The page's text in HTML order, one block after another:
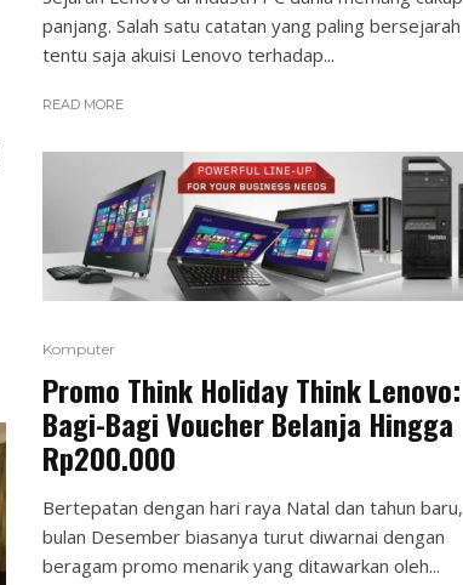
panjang. Salah satu catatan yang paling bersejarah
tentu saja akuisi Lenovo terhadap...
READ MORE
Komputer
Promo Think Holiday Think Lenovo:
Bagi-Bagi Voucher Belanja Hingga
Rp200.000
Bertepatan dengan hari raya Natal dan tahun baru,
bulan Desember biasanya turut diwarnai dengan
beragam promo menarik yang ditawarkan oleh...